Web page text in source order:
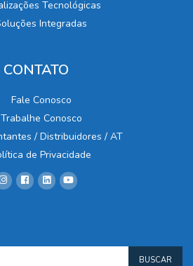
Tecnológicas
Integradas
CONTATO
Fale Conosco
Trabalhe Conosco
/ Distribuidores / AT
de Privacidade
BUSCAR